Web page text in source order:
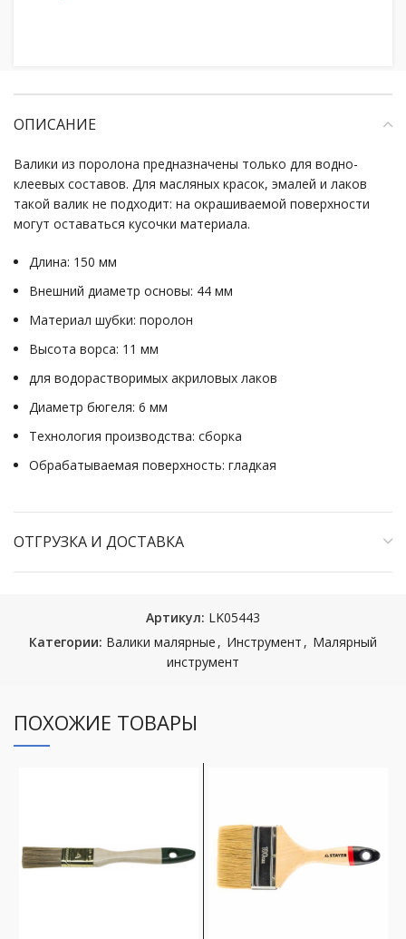
ОПИСАНИЕ
Валики из поролона предназначены только для водно-
клеевых составов. Для масляных красок, эмалей и лаков
такой валик не подходит: на окрашиваемой поверхности
могут оставаться кусочки материала.
Длина: 150 мм
Внешний диаметр основы: 44 мм
Материал шубки: поролон
Высота ворса: 11 мм
для водорастворимых акриловых лаков
Диаметр бюгеля: 6 мм
Технология производства: сборка
Обрабатываемая поверхность: гладкая
ОТГРУЗКА И ДОСТАВКА
Артикул: LK05443
Категории: Валики малярные , Инструмент , Малярный
инструмент
ПОХОЖИЕ ТОВАРЫ